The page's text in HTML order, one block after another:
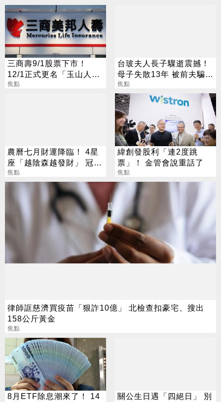
三商壽9/1股票下市！
12/1正式更名「玉山人
壽」
焦點
台玻夫人長子驟逝震撼！
母子失散13年 被前夫騙
「愛兒已夭折」
焦點
農曆七月財運降臨！ 4星
座「越陰森越發財」 冠軍
賺到翻
焦點
緯創發股利「連2度跳
票」！ 金管會說重話了
焦點
律師誆慈濟買疫苗「狠詐10億」 北檢查扣豪宅、搜出
158公斤黃金
焦點
8月ETF除息潮來了！ 14
關公生日遇「四絕日」 別